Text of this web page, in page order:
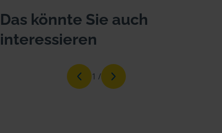
Das könnte Sie auch
interessieren
1 /